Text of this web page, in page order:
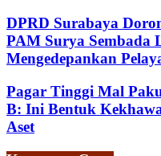
DPRD Surabaya
PAM Surya Sembada
Mengedepankan
Pagar Tinggi Mal
B: Ini Bentuk
Aset